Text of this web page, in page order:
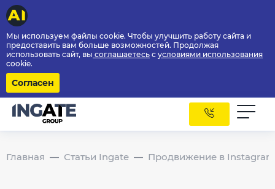
Мы используем файлы cookie. Чтобы улучшить работу сайта и
предоставить вам больше возможностей. Продолжая
использовать сайт, вы соглашаетесь с условиями использования
cookie.
Согласен
Главная Статьи Ingate Продвижение в